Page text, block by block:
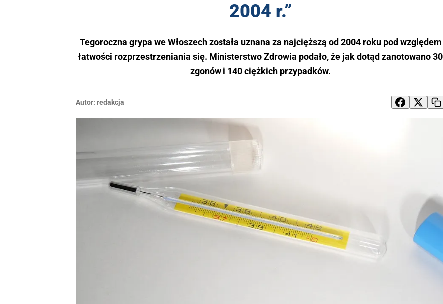
2004 r.”
Tegoroczna grypa we Włoszech została uznana za najcięższą od 2004 roku pod względem
łatwości rozprzestrzeniania się. Ministerstwo Zdrowia podało, że jak dotąd zanotowano 30
zgonów i 140 ciężkich przypadków.
Autor: redakcja